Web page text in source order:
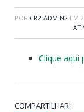
POR CR2-ADMIN2 EM
Clique aqui
COMPARTILHAR: